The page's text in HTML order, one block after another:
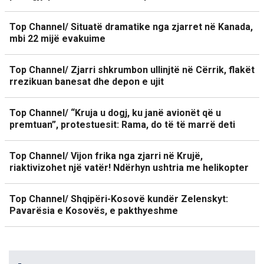
Top Channel/ Situatë dramatike nga zjarret në Kanada,
mbi 22 mijë evakuime
Top Channel/ Zjarri shkrumbon ullinjtë në Cërrik, flakët
rrezikuan banesat dhe depon e ujit
Top Channel/ “Kruja u dogj, ku janë avionët që u
premtuan”, protestuesit: Rama, do të të marrë deti
Top Channel/ Vijon frika nga zjarri në Krujë,
riaktivizohet një vatër! Ndërhyn ushtria me helikopter
Top Channel/ Shqipëri-Kosovë kundër Zelenskyt:
Pavarësia e Kosovës, e pakthyeshme